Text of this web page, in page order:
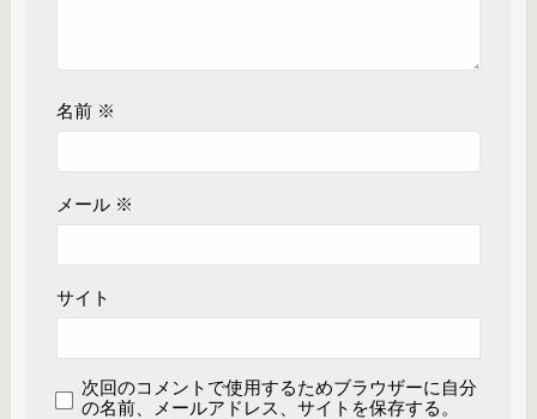
名前 ※
メール ※
サイト
次回のコメントで使用するためブラウザーに自分
の名前、メールアドレス、サイトを保存する。